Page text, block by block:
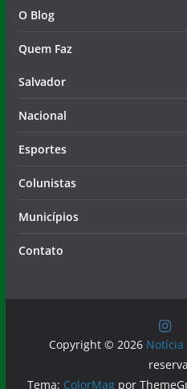
O Blog
Quem Faz
Salvador
Nacional
Esportes
Colunistas
Municípios
Contato
Copyright © 2026 Notícia
Tema: ColorMagpor